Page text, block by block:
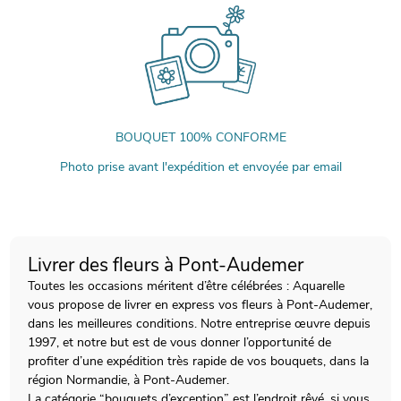
BOUQUET 100% CONFORME
Photo prise avant l'expédition et envoyée par email
Livrer des fleurs à Pont-Audemer
Toutes les occasions méritent d’être célébrées : Aquarelle
vous propose de livrer en express vos fleurs à Pont-Audemer,
dans les meilleures conditions. Notre entreprise œuvre depuis
1997, et notre but est de vous donner l’opportunité de
profiter d’une expédition très rapide de vos bouquets, dans la
région Normandie, à Pont-Audemer.